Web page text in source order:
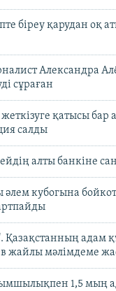
біреу қарудан оқ
Александра
сұраған
қатысы бар
салды
алты банкіне
әлем кубогына
Қазақстанның адам
жайлы мәлімдеме
1,5 мың